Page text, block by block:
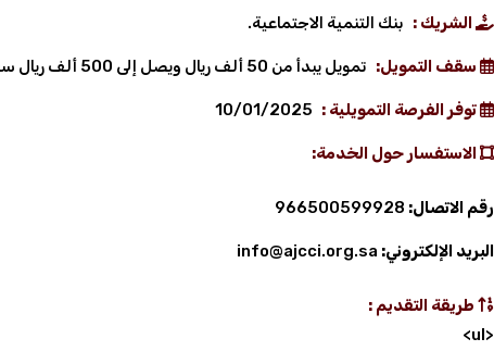
الشريك : بنك التنمية الاجتماعية.
سقف التمويل: تمويل يبدأ من 50 ألف ريال ويصل إلى 500 ألف ريال سعودي.
توفر الفرصة التمويلية : 10/01/2025
الاستفسار حول الخدمة:
رقم الاتصال:
البريد الإلكتروني: info@ajcci.org.sa
طريقة التقديم :
<ul>